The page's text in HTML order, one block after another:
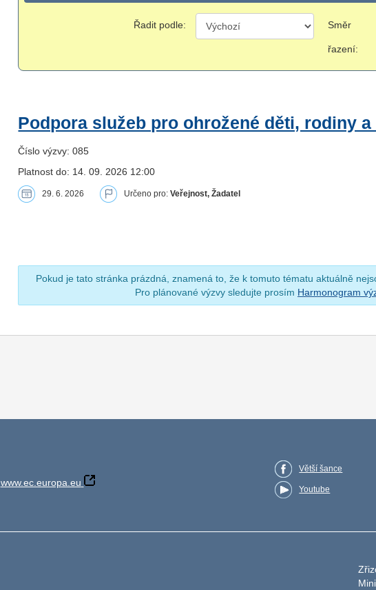
Řadit podle: Směr
řazení:
Podpora služeb pro ohrožené děti, rodiny a
Číslo výzvy: 085
Platnost do: 14. 09. 2026 12:00
29. 6. 2026 Určeno pro:Veřejnost, Žadatel
Pokud je tato stránka prázdná, znamená to, že k tomuto tématu aktuálně
Pro plánované výzvy sledujte prosím Harmonogram
www.ec.europa.eu
Větší šance
Youtube